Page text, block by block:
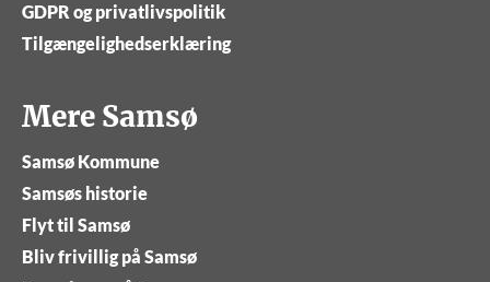
GDPR og privatlivspolitik
Tilgængelighedserklæring
Mere Samsø
Samsø Kommune
Samsøs historie
Flyt til Samsø
Bliv frivillig på Samsø